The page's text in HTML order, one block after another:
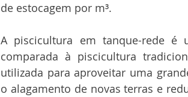
de estocagem por m³.
A piscicultura em tanque-rede é
comparada à piscicultura
utilizada para aproveitar uma
o alagamento de novas terras e